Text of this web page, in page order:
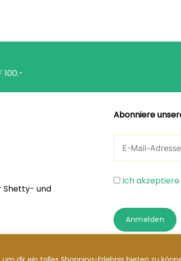
100.-
Shetty- und
Abonniere
Ich
Anmelden